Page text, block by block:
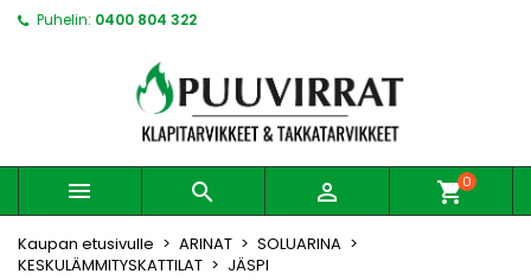
Puhelin: 0400 804 322
   shopping_cart0
Kaupan etusivulle ARINAT
SOLUARINA
KESKULÄMMITYSKATTILAT
JÄSPI